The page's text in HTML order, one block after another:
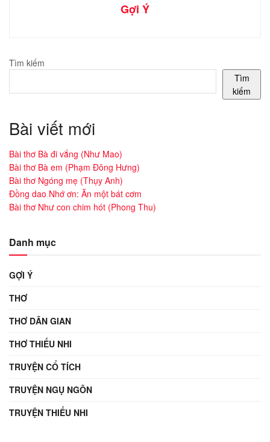
Gợi Ý
Tìm kiếm
Tìm
kiếm
Bài viết mới
Bài thơ Bà đi vắng (Như Mao)
Bài thơ Bà em (Phạm Đông Hưng)
Bài thơ Ngóng mẹ (Thụy Anh)
Đồng dao Nhớ ơn: Ăn một bát cơm
Bài thơ Như con chim hót (Phong Thu)
Danh mục
GỢI Ý
THƠ
THƠ DÂN GIAN
THƠ THIẾU NHI
TRUYỆN CỔ TÍCH
TRUYỆN NGỤ NGÔN
TRUYỆN THIẾU NHI